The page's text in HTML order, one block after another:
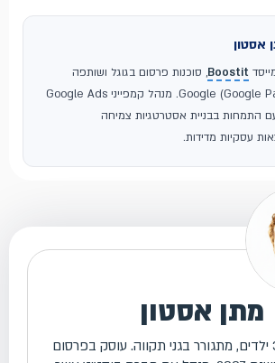
אסטון
Boostit, סוכנות פרסום בגוגל ושותפה
רשמית של Google (Google Partner). מנהל קמפייני Google Ads
התמחות בבניית אסטרטגיות צמיחה
עסקיות מדידות.
מתן אסטון
נשוי ואבא ל- 3 ילדים, מתגורר בגני תקווה. עוסק בפרסום